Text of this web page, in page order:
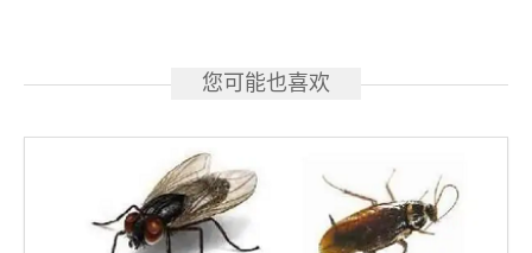
您可能也喜欢